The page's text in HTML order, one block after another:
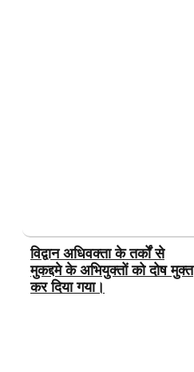
विद्वान अधिवक्ता के तर्कों से
मुकद्दमे के अभियुक्तों को दोष मुक्त
कर दिया गया।